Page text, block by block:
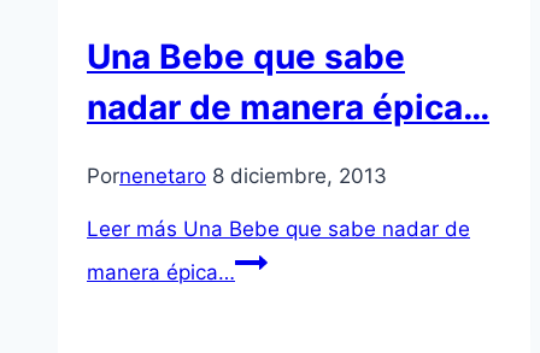
Una Bebe que sabe
nadar de manera épica…
Pornenetaro 8 diciembre, 2013
Leer más Una Bebe que sabe nadar de
manera épica…